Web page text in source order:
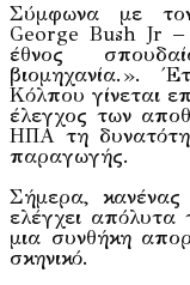
Σύμφωνα με
George Bush Jr
έθνος
βιομηχανία.».
Κόλπου γίνεται
έλεγχος των
ΗΠΑ τη
παραγωγής.
Σήμερα,
ελέγχει απόλυτα
μια συνθήκη
σκηνικό.